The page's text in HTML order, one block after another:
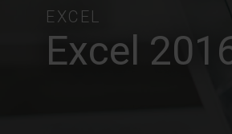
EXCEL
Excel